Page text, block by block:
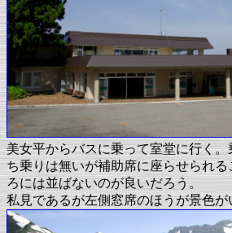
美女平からバスに乗って室堂に行く。
ち乗りは無いが補助席に座らせられ
ろには並ばないのが良いだろう。
私見であるが左側窓席のほうが景色が